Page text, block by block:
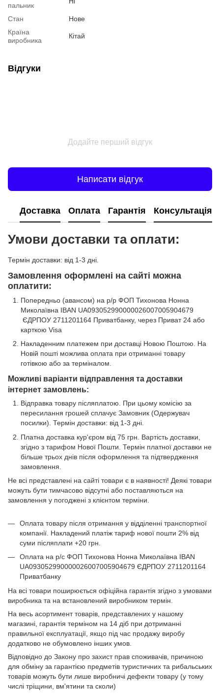
пальник
Стан
Нове
Країна
виробника
Кітай
Відгуки
Додайте перший відгук
Написати відгук
Доставка Оплата Гарантія Консультація
Умови доставки та оплати:
Термін доставки: від 1-3 дні.
Замовлення оформлені на сайті можна
оплатити:
Попередньо (авансом) на р/р ФОП Тихонова Нонна
Миколаївна IBAN UA093052990000026007005904679
ЄДРПОУ 2711201164 Приватбанку, через Приват 24 або
карткою Visa
Накладенним платежем при доставці Новою Поштою. На
Новій пошті можлива оплата при отриманні товару
готівкою або за терміналом.
Можливі варіанти відправлення та доставки
інтернет замовлень:
Відправка товару післяплатою. При цьому комісію за
пересилання грошей сплачує Замовник (Одержувач
посилки). Термін доставки: від 1-3 дні.
Платна доставка кур'єром від 75 грн. Вартість доставки,
згідно з тарифом Нової Пошти. Термін платної доставки не
більше трьох днів після оформлення та підтвердження
замовлення.
Не всі представлені на сайті товари є в наявності! Деякі товари
можуть бути тимчасово відсутні або поставляються на
замовлення у погоджені з клієнтом терміни.
Оплата товару після отримання у відділенні транспортної
компанії. Накладений платіж тариф нової пошти 2% від
суми післяплати +20 грн.
Оплата на р/с ФОП Тихонова Нонна Миколаївна IBAN
UA093052990000026007005904679 ЄДРПОУ 2711201164
Приватбанку
На всі товари поширюється офіційна гарантія згідно з умовами
виробника та на встановлений виробником термін.
На весь асортимент товарів, представлених у нашому
магазині, гарантія терміном на 14 діб при дотриманні
правильної експлуатації, якщо під час продажу виробу
додатково не обумовлено інших умов.
Відповідно до Закону про захист прав споживачів, причиною
для обміну за гарантією предметів туристичних та рибальських
товарів можуть бути лише виробничі дефекти товару (у тому
числі тріщини, вм'ятини та сколи)